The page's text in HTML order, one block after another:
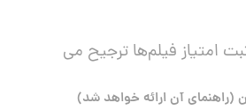
امتیاز فیلم‌ها ترجیح می
(راهنمای آن ارائه خواهد شد)